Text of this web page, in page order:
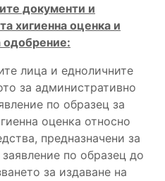
документи и
хигиенна оценка и
одобрение:
лица и едноличните
за административно
по образец за
оценка относно
предназначени за
по образец до
за издаване на